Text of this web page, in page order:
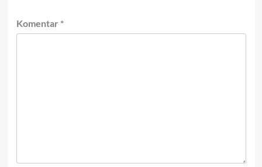
Komentar *